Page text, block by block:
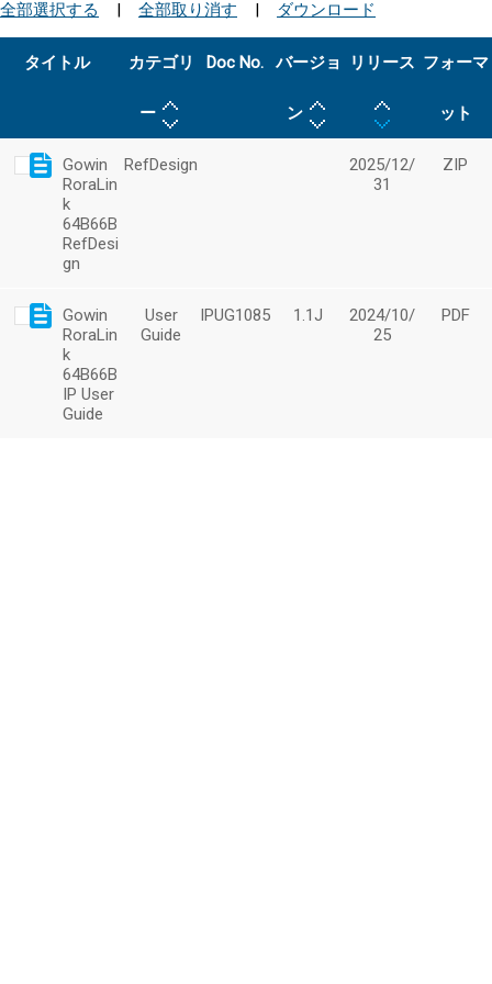
全部選択する | 全部取り消す | ダウンロード
タイトル カテゴリ
ー
Doc No. バージョ
ン
リリース フォーマ
ット
Gowin
RoraLin
k
64B66B
RefDesi
gn
RefDesign
2025/12/
31
ZIP
Gowin
RoraLin
k
64B66B
IP User
Guide
User
Guide
IPUG1085 1.1J
2024/10/
25
PDF